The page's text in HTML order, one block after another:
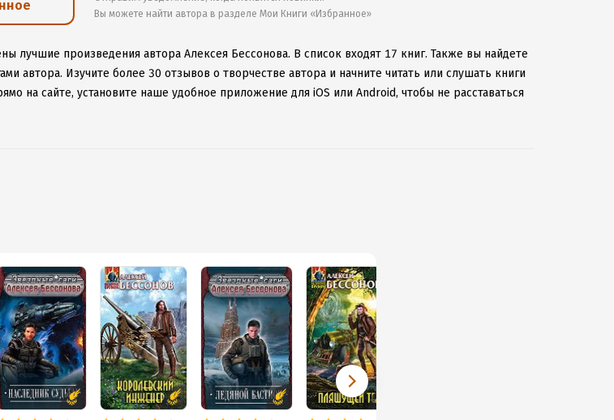
Вы можете найти автора в разделе Мои Книги «Избранное»
лучшие произведения автора Алексея Бессонова. В список входят 17 книг. Также вы найдете
автора. Изучите более 30 отзывов о творчестве автора и начните читать или слушать книги
на сайте, установите наше удобное приложение для iOS или Android, чтобы не расставаться